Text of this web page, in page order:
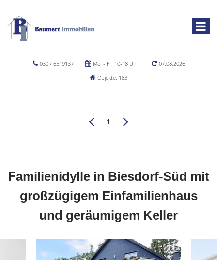
030 / 6519137 Mo. - Fr. 10-18 Uhr
07.08.2026
Objekte: 183
1
Familienidylle in Biesdorf-Süd mit
großzügigem Einfamilienhaus
und geräumigem Keller